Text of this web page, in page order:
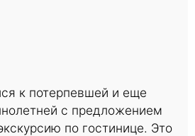
к потерпевшей и еще
с предложением
по гостинице. Это